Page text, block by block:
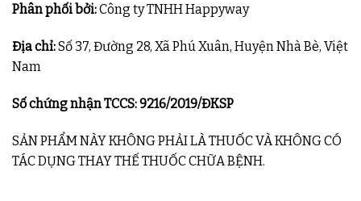
Phân phối bởi:Công ty TNHH Happyway
Địa chỉ:Số 37, Đường 28, Xã Phú Xuân, Huyện Nhà Bè, Việt
Nam
Số chứng nhận TCCS: 9216/2019/ĐKSP
SẢN PHẨM NÀY KHÔNG PHẢI LÀ THUỐC VÀ KHÔNG CÓ
TÁC DỤNG THAY THẾ THUỐC CHỮA BỆNH.